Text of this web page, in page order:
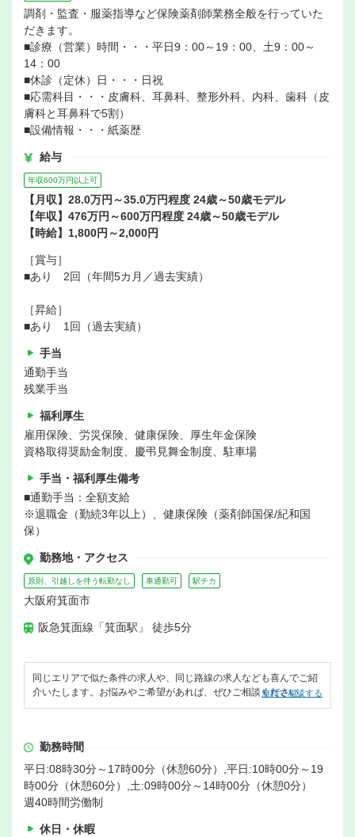
調剤・監査・服薬指導など保険薬剤師業務全般を行っていた
だきます。
■診療（営業）時間・・・平日9：00～19：00、土9：00～
14：00
■休診（定休）日・・・日祝
■応需科目・・・皮膚科、耳鼻科、整形外科、内科、歯科（皮
膚科と耳鼻科で5割）
■設備情報・・・紙薬歴
給与
年収600万円以上可
【月収】28.0万円～35.0万円程度 24歳～50歳モデル
【年収】476万円～600万円程度 24歳～50歳モデル
【時給】1,800円～2,000円
［賞与］
■あり 2回（年間5カ月／過去実績）
［昇給］
■あり 1回（過去実績）
手当
通勤手当
残業手当
福利厚生
雇用保険、労災保険、健康保険、厚生年金保険
資格取得奨励金制度、慶弔見舞金制度、駐車場
手当・福利厚生備考
■通勤手当：全額支給
※退職金（勤続3年以上）、健康保険（薬剤師国保/紀和国
保）
勤務地・アクセス
原則、引越しを伴う転勤なし 車通勤可 駅チカ
大阪府箕面市
阪急箕面線「箕面駅」 徒歩5分
同じエリアで似た条件の求人や、同じ路線の求人なども喜んでご紹
介いたします。お悩みやご希望があれば、ぜひご相談ください。
無料で相談する
勤務時間
平日:08時30分～17時00分（休憩60分）,平日:10時00分～19
時00分（休憩60分）,土:09時00分～14時00分（休憩0分）
週40時間労働制
休日・休暇